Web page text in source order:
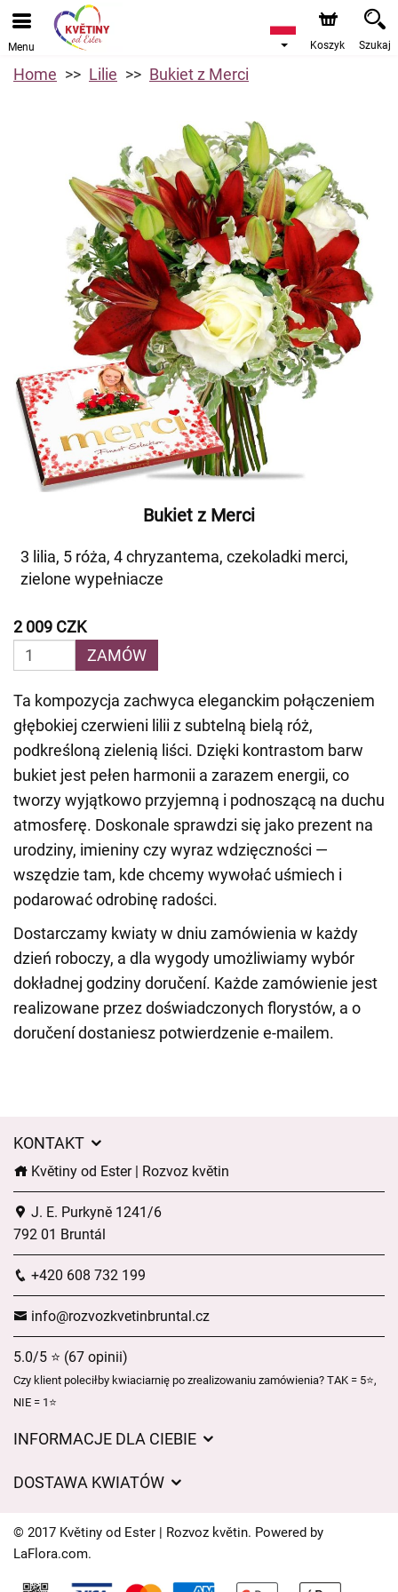
Menu Koszyk Szukaj
Home Lilie Bukiet z Merci
Bukiet z Merci
3 lilia, 5 róża, 4 chryzantema, czekoladki merci,
zielone wypełniacze
2 009 CZK
ZAMÓW
Ta kompozycja zachwyca eleganckim połączeniem
głębokiej czerwieni lilii z subtelną bielą róż,
podkreśloną zielenią liści. Dzięki kontrastom barw
bukiet jest pełen harmonii a zarazem energii, co
tworzy wyjątkowo przyjemną i podnoszącą na duchu
atmosferę. Doskonale sprawdzi się jako prezent na
urodziny, imieniny czy wyraz wdzięczności —
wszędzie tam, kde chcemy wywołać uśmiech i
podarować odrobinę radości.
Dostarczamy kwiaty w dniu zamówienia w każdy
dzień roboczy, a dla wygody umożliwiamy wybór
dokładnej godziny doručení. Każde zamówienie jest
realizowane przez doświadczonych florystów, a o
doručení dostaniesz potwierdzenie e-mailem.
KONTAKT
Květiny od Ester | Rozvoz květin
J. E. Purkyně 1241/6
792 01 Bruntál
+420 608 732 199
info@rozvozkvetinbruntal.cz
5.0/5 ⭐ (67 opinii)
Czy klient poleciłby kwiaciarnię po zrealizowaniu zamówienia? TAK = 5⭐,
NIE = 1⭐
INFORMACJE DLA CIEBIE
Czasy dostawy kwiatów – przegląd możliwości
DOSTAWA KWIATÓW
Gdzie dostarczamy kwiaty
© 2017 Květiny od Ester | Rozvoz květin. Powered by
LaFlora.com.